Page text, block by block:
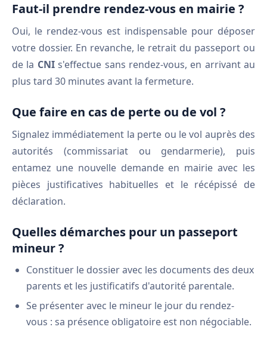
Faut-il prendre rendez-vous en mairie ?
Oui, le rendez-vous est indispensable pour déposer
votre dossier. En revanche, le retrait du passeport ou
de la CNIs'effectue sans rendez-vous, en arrivant au
plus tard 30 minutes avant la fermeture.
Que faire en cas de perte ou de vol ?
Signalez immédiatement la perte ou le vol auprès des
autorités (commissariat ou gendarmerie), puis
entamez une nouvelle demande en mairie avec les
pièces justificatives habituelles et le récépissé de
déclaration.
Quelles démarches pour un passeport
mineur ?
Constituer le dossier avec les documents des deux
parents et les justificatifs d'autorité parentale.
Se présenter avec le mineur le jour du rendez-
vous : sa présence obligatoire est non négociable.